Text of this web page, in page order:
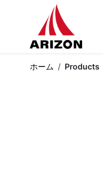
ホーム Products